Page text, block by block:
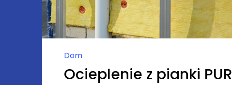
Dom
Ocieplenie z pianki PUR